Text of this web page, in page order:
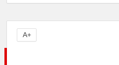
A+